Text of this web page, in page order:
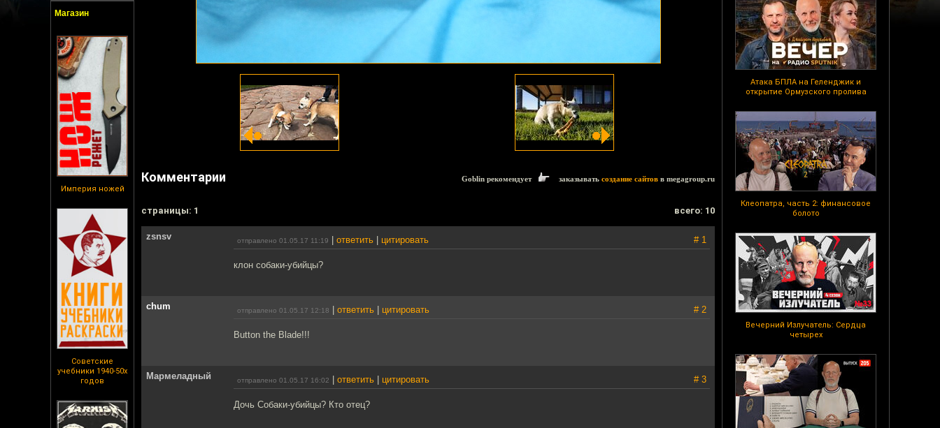
Магазин
Империя ножей
Советские
учебники 1940-50х
годов
Атака БПЛА на Геленджик и
открытие Ормузского пролива
Клеопатра, часть 2: финансовое
болото
Вечерний Излучатель: Сердца
четырех
Комментарии Goblin рекомендует заказывать создание сайтов в megagroup.ru
cтраницы: 1 всего: 10
zsnsv отправлено 01.05.17 11:19 ответить цитировать # 1
клон собаки-убийцы?
chum отправлено 01.05.17 12:18 ответить цитировать # 2
Button the Blade!!!
Мармеладный отправлено 01.05.17 16:02 ответить цитировать # 3
Дочь Собаки-убийцы? Кто отец?